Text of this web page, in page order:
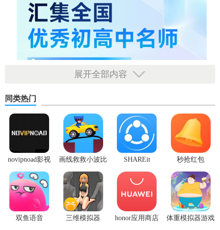
展开全部内容
同类热门
novipnoad影视
平台手机版
画线救救小波比
最新版
SHAREit
秒抢红包
app2.7.3
双鱼语音
三维模拟器
honor应用商店 体重模拟器游戏